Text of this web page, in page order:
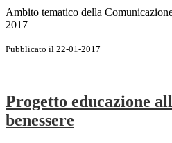
Ambito tematico della
2017
Pubblicato il 22-01-2017
Progetto educazione
benessere